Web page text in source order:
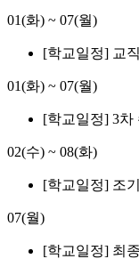
01(화) ~ 07(월)
[학교일정] 교
01(화) ~ 07(월)
[학교일정] 3차
02(수) ~ 08(화)
[학교일정] 조
07(월)
[학교일정] 최